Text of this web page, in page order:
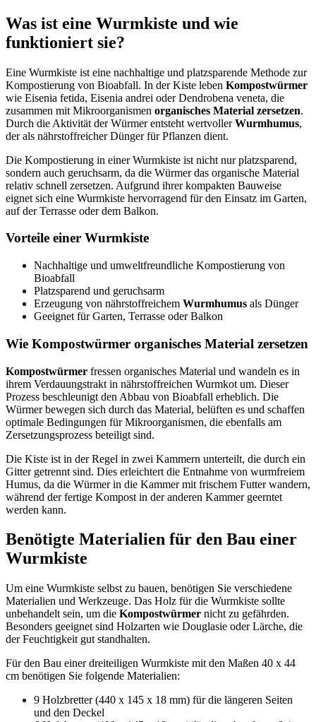
Was ist eine Wurmkiste und wie
funktioniert sie?
Eine Wurmkiste ist eine nachhaltige und platzsparende Methode zur
Kompostierung von Bioabfall. In der Kiste leben Kompostwürmer
wie Eisenia fetida, Eisenia andrei oder Dendrobena veneta, die
zusammen mit Mikroorganismen organisches Material zersetzen.
Durch die Aktivität der Würmer entsteht wertvollerWurmhumus,
der als nährstoffreicher Dünger für Pflanzen dient.
Die Kompostierung in einer Wurmkiste ist nicht nur platzsparend,
sondern auch geruchsarm, da die Würmer das organische Material
relativ schnell zersetzen. Aufgrund ihrer kompakten Bauweise
eignet sich eine Wurmkiste hervorragend für den Einsatz im Garten,
auf der Terrasse oder dem Balkon.
Vorteile einer Wurmkiste
Nachhaltige und umweltfreundliche Kompostierung von
Bioabfall
Platzsparend und geruchsarm
Erzeugung von nährstoffreichem Wurmhumus als Dünger
Geeignet für Garten, Terrasse oder Balkon
Wie Kompostwürmer organisches Material zersetzen
Kompostwürmer fressen organisches Material und wandeln es in
ihrem Verdauungstrakt in nährstoffreichen Wurmkot um. Dieser
Prozess beschleunigt den Abbau von Bioabfall erheblich. Die
Würmer bewegen sich durch das Material, belüften es und schaffen
optimale Bedingungen für Mikroorganismen, die ebenfalls am
Zersetzungsprozess beteiligt sind.
Die Kiste ist in der Regel in zwei Kammern unterteilt, die durch ein
Gitter getrennt sind. Dies erleichtert die Entnahme von wurmfreiem
Humus, da die Würmer in die Kammer mit frischem Futter wandern,
während der fertige Kompost in der anderen Kammer geerntet
werden kann.
Benötigte Materialien für den Bau einer
Wurmkiste
Um eine Wurmkiste selbst zu bauen, benötigen Sie verschiedene
Materialien und Werkzeuge. Das Holz für die Wurmkiste sollte
unbehandelt sein, um die Kompostwürmer nicht zu gefährden.
Besonders geeignet sind Holzarten wie Douglasie oder Lärche, die
der Feuchtigkeit gut standhalten.
Für den Bau einer dreiteiligen Wurmkiste mit den Maßen 40 x 44
cm benötigen Sie folgende Materialien:
9 Holzbretter (440 x 145 x 18 mm) für die längeren Seiten
und den Deckel